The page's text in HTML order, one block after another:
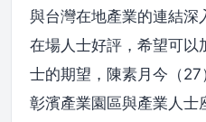
與台灣在地產業的連結深
在場人士好評，希望可以
士的期望，陳素月今（
彰濱產業園區與產業人士